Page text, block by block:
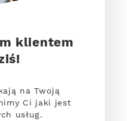
klientem
na Twoją
Ci jaki jest
usług.